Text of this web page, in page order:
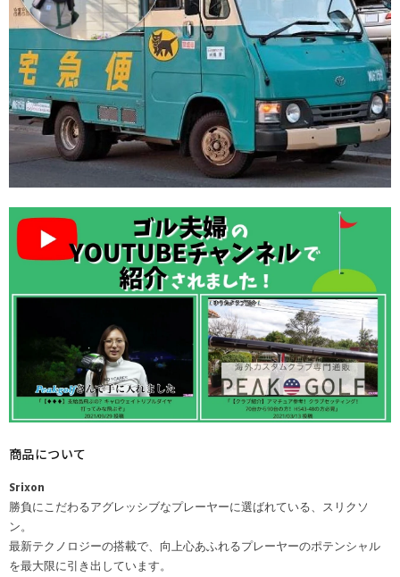
商品について
Srixon
勝負にこだわるアグレッシブなプレーヤーに選ばれている、スリクソ
ン。
最新テクノロジーの搭載で、向上心あふれるプレーヤーのポテンシャル
を最大限に引き出しています。